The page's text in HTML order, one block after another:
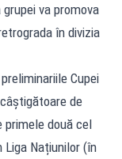
va promova
în divizia
Cupei
de
primele două cel
Liga Națiunilor (în